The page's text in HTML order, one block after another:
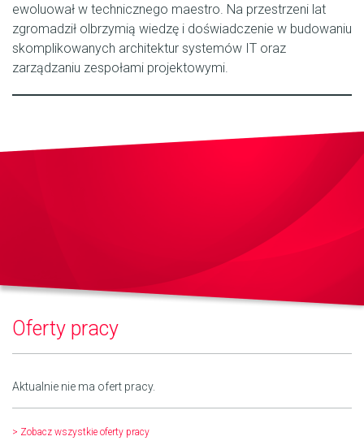
ewoluował w technicznego maestro. Na przestrzeni lat
zgromadził olbrzymią wiedzę i doświadczenie w budowaniu
skomplikowanych architektur systemów IT oraz
zarządzaniu zespołami projektowymi.
Oferty pracy
Aktualnie nie ma ofert pracy.
> Zobacz wszystkie oferty pracy